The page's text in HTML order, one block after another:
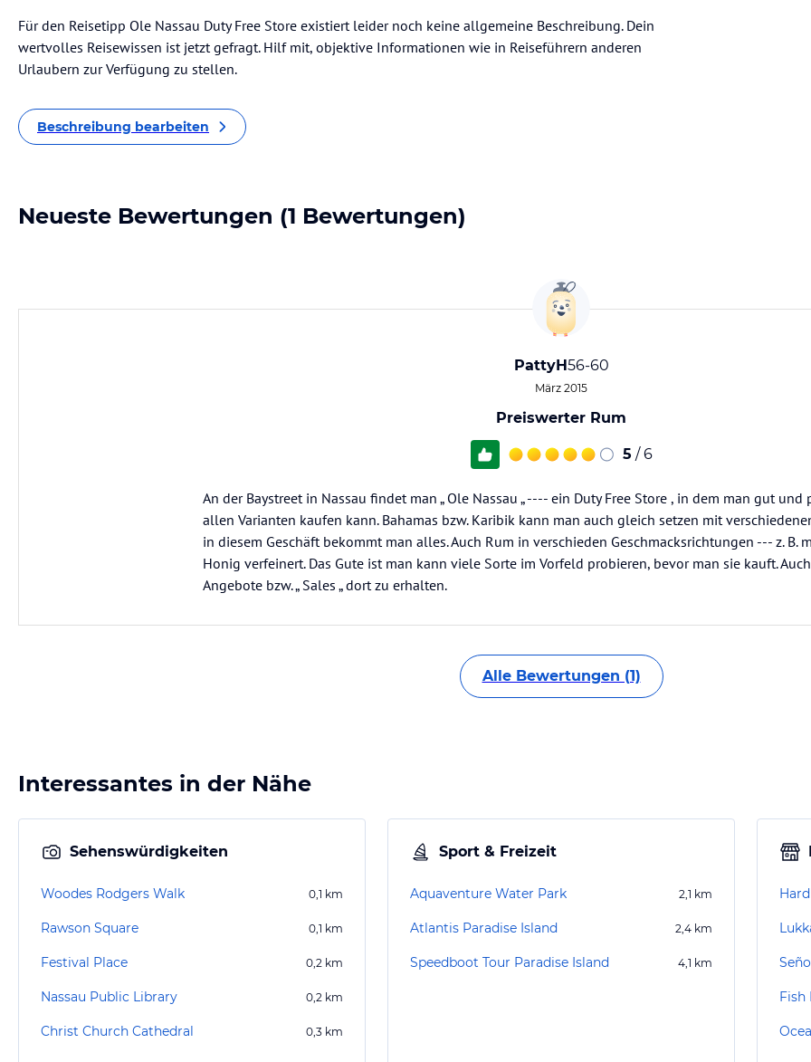
Für den Reisetipp Ole Nassau Duty Free Store existiert leider noch keine allgemeine Beschreibung. Dein
wertvolles Reisewissen ist jetzt gefragt. Hilf mit, objektive Informationen wie in Reiseführern anderen
Urlaubern zur Verfügung zu stellen.
Beschreibung bearbeiten
Neueste Bewertungen (1 Bewertungen)
PattyH56-60
März 2015
Preiswerter Rum
5 / 6
An der Baystreet in Nassau findet man „ Ole Nassau „ ---- ein Duty Free Store , in dem man gut und
allen Varianten kaufen kann. Bahamas bzw. Karibik kann man auch gleich setzen mit
in diesem Geschäft bekommt man alles. Auch Rum in verschieden Geschmacksrichtungen --- z. B.
Honig verfeinert. Das Gute ist man kann viele Sorte im Vorfeld probieren, bevor man sie kauft.
Angebote bzw. „ Sales „ dort zu erhalten.
Alle Bewertungen (1)
Interessantes in der Nähe
Sehenswürdigkeiten
Woodes Rodgers Walk 0,1 km
Rawson Square 0,1 km
Festival Place 0,2 km
Nassau Public Library 0,2 km
Christ Church Cathedral 0,3 km
Sport & Freizeit
Aquaventure Water Park 2,1 km
Atlantis Paradise Island 2,4 km
Speedboot Tour Paradise Island 4,1 km
Fish